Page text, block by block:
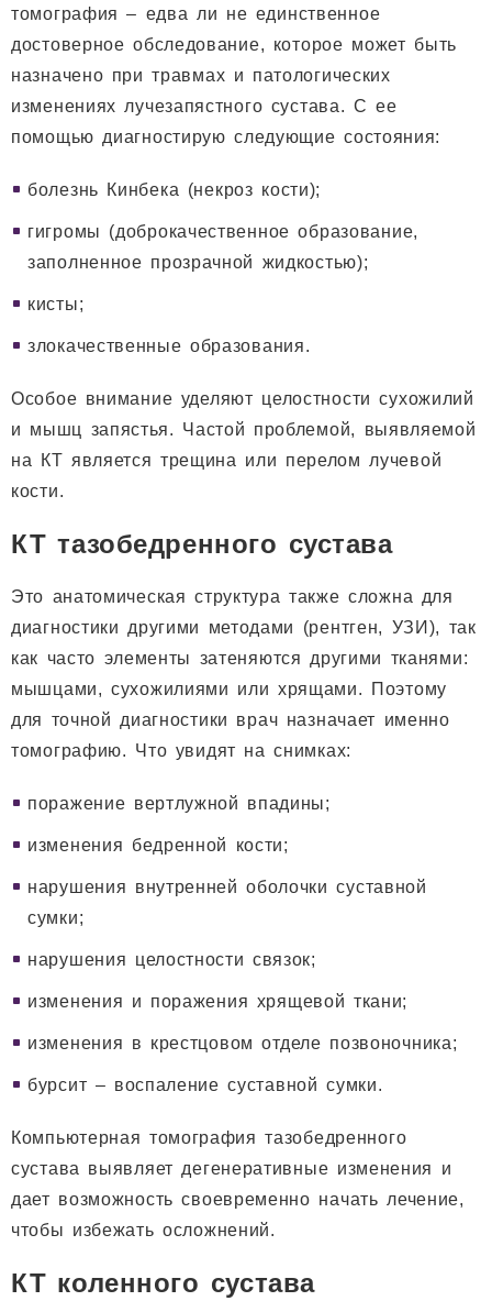
томография – едва ли не единственное
достоверное обследование, которое может быть
назначено при травмах и патологических
изменениях лучезапястного сустава. С ее
помощью диагностирую следующие состояния:
болезнь Кинбека (некроз кости);
гигромы (доброкачественное образование,
заполненное прозрачной жидкостью);
кисты;
злокачественные образования.
Особое внимание уделяют целостности сухожилий
и мышц запястья. Частой проблемой, выявляемой
на КТ является трещина или перелом лучевой
кости.
КТ тазобедренного сустава
Это анатомическая структура также сложна для
диагностики другими методами (рентген, УЗИ), так
как часто элементы затеняются другими тканями:
мышцами, сухожилиями или хрящами. Поэтому
для точной диагностики врач назначает именно
томографию. Что увидят на снимках:
поражение вертлужной впадины;
изменения бедренной кости;
нарушения внутренней оболочки суставной
сумки;
нарушения целостности связок;
изменения и поражения хрящевой ткани;
изменения в крестцовом отделе позвоночника;
бурсит – воспаление суставной сумки.
Компьютерная томография тазобедренного
сустава выявляет дегенеративные изменения и
дает возможность своевременно начать лечение,
чтобы избежать осложнений.
КТ коленного сустава